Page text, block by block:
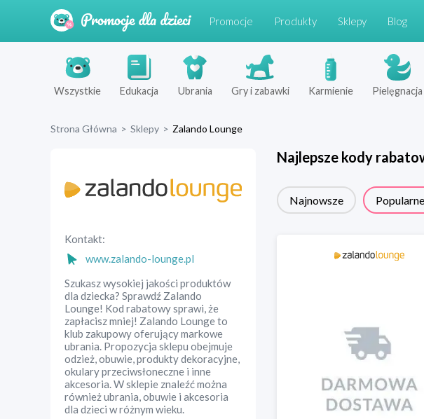
Promocje Produkty Sklepy Blog
Wszystkie Edukacja Ubrania Gry i zabawki Karmienie Pielęgnacja
Strona Główna > Sklepy > Zalando Lounge
Kontakt:
www.zalando-lounge.pl
Szukasz wysokiej jakości produktów
dla dziecka? Sprawdź Zalando
Lounge! Kod rabatowy sprawi, że
zapłacisz mniej! Zalando Lounge to
klub zakupowy oferujący markowe
ubrania. Propozycja sklepu obejmuje
odzież, obuwie, produkty dekoracyjne,
okulary przeciwsłoneczne i inne
akcesoria. W sklepie znaleźć można
również ubrania, obuwie i akcesoria
dla dzieci w różnym wieku.
Najlepsze kody
Najnowsze Popularne